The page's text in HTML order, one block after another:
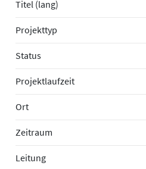
Titel (lang)
Projekttyp
Status
Projektlaufzeit
Ort
Zeitraum
Leitung